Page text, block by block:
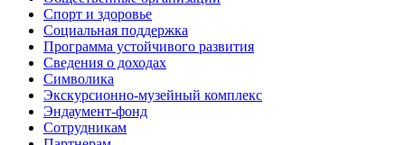
Спорт и здоровье
Социальная поддержка
Программа устойчивого развития
Сведения о доходах
Символика
Экскурсионно-музейный комплекс
Эндаумент-фонд
Сотрудникам